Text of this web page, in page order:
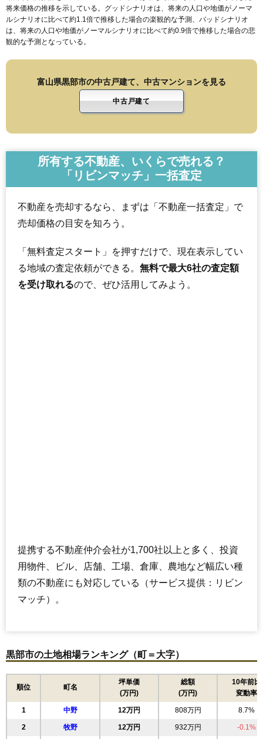
将来価格の推移を示している。グッドシナリオは、将来の人口や地価がノーマ
ルシナリオに比べて約1.1倍で推移した場合の楽観的な予測、バッドシナリオ
は、将来の人口や地価がノーマルシナリオに比べて約0.9倍で推移した場合の悲
観的な予測となっている。
富山県黒部市の中古戸建て、中古マンションを見る
中古戸建て
所有する不動産、いくらで売れる？
「リビンマッチ」一括査定
不動産を売却するなら、まずは「不動産一括査定」で
売却価格の目安を知ろう。
「無料査定スタート」を押すだけで、現在表示してい
る地域の査定依頼ができる。 無料で最大6社の査定額
を受け取れるので、ぜひ活用してみよう。
提携する不動産仲介会社が1,700社以上と多く、投資
用物件、ビル、店舗、工場、倉庫、農地など幅広い種
類の不動産にも対応している（サービス提供：リビン
マッチ）。
黒部市の土地相場ランキング（町＝大字）
順位 町名
坪単価
(万円)
総額
(万円)
10年前比
変動率
1 中野 12万円 808万円 8.7%
2 牧野 12万円 932万円 -0.1%